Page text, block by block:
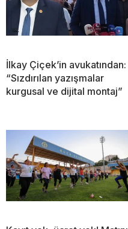
İlkay Çiçek’in avukatından:
“Sızdırılan yazışmalar
kurgusal ve dijital montaj”